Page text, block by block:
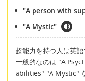
"A person with
"A Mystic"
超能力を持つ人は英
一般的なのは "A
abilities" "A Mystic" な